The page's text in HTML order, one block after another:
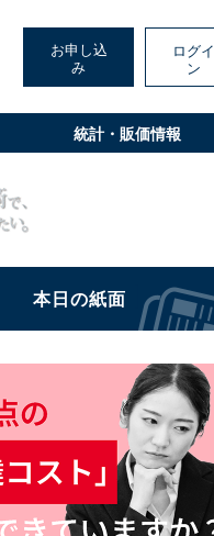
お申し込
み
ログイ
ン
統計・販価情報